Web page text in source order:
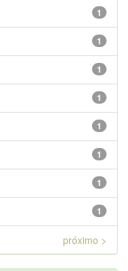
1
1
1
1
1
1
1
1
próximo >